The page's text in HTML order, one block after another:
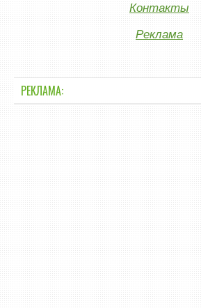
Контакты
Реклама
РЕКЛАМА: